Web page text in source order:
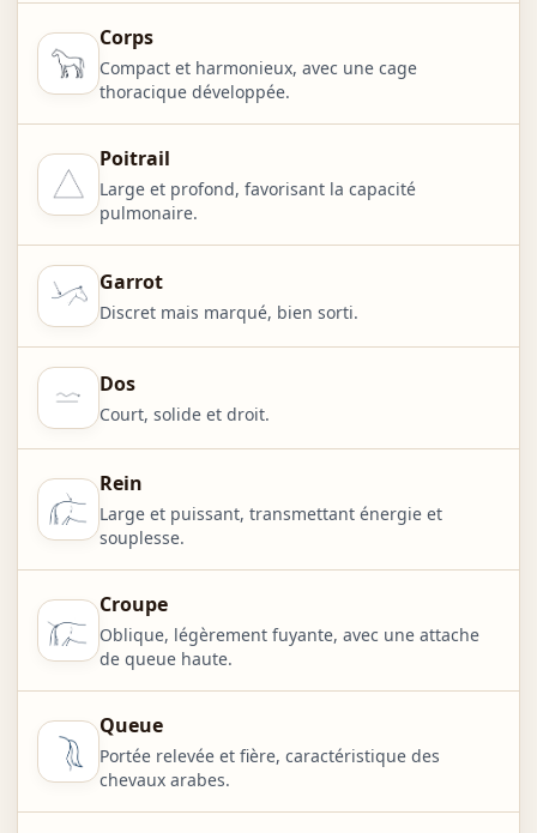
Corps
Compact et harmonieux, avec une cage
thoracique développée.
Poitrail
Large et profond, favorisant la capacité
pulmonaire.
Garrot
Discret mais marqué, bien sorti.
Dos
Court, solide et droit.
Rein
Large et puissant, transmettant énergie et
souplesse.
Croupe
Oblique, légèrement fuyante, avec une attache
de queue haute.
Queue
Portée relevée et fière, caractéristique des
chevaux arabes.